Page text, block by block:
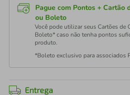
Pague com Pontos + Cartão
ou Boleto
Você pode utilizar seus Cartões de
Boleto* caso não tenha pontos
produto.
*Boleto exclusivo para associados
Entrega